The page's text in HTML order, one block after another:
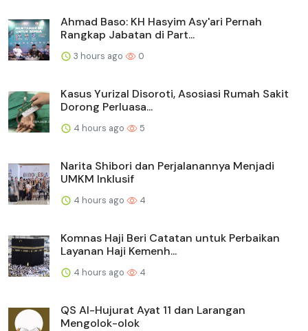
Ahmad Baso: KH Hasyim Asy'ari Pernah
Rangkap Jabatan di Part...
3 hours ago 0
Kasus Yurizal Disoroti, Asosiasi Rumah Sakit
Dorong Perluasa...
4 hours ago 5
Narita Shibori dan Perjalanannya Menjadi
UMKM Inklusif
4 hours ago 4
Komnas Haji Beri Catatan untuk Perbaikan
Layanan Haji Kemenh...
4 hours ago 4
QS Al-Hujurat Ayat 11 dan Larangan
Mengolok-olok